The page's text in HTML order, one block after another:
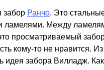
забор Ранчо. Это
ламелями. Между
просматриваемый
кому-то не нравится. Из
идея забора Вилладж.